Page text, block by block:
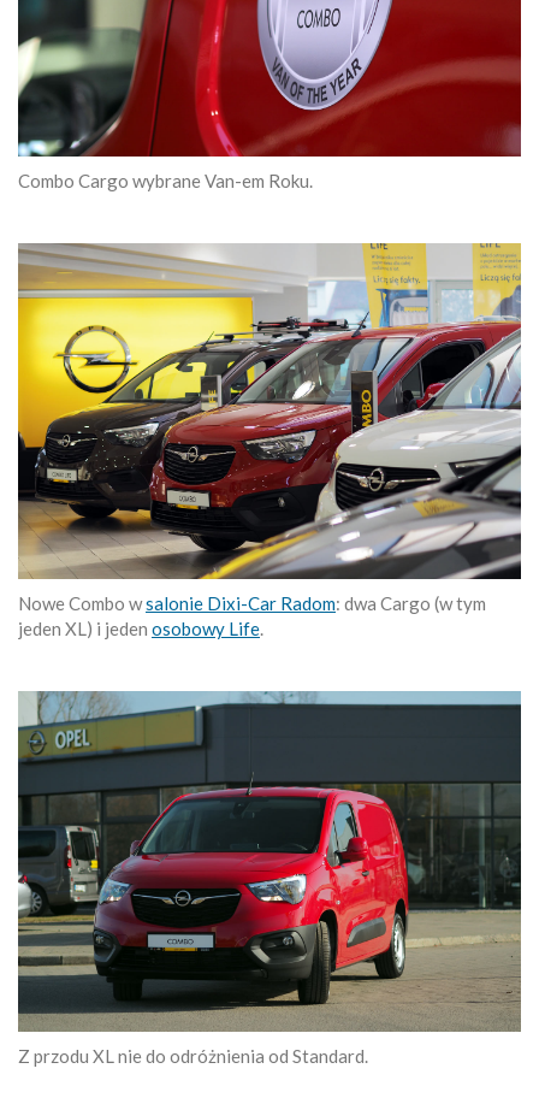
Combo Cargo wybrane Van-em Roku.
Nowe Combo wsalonie Dixi-Car Radom: dwa Cargo (w tym
jeden XL) i jeden osobowy Life.
Z przodu XL nie do odróżnienia od Standard.